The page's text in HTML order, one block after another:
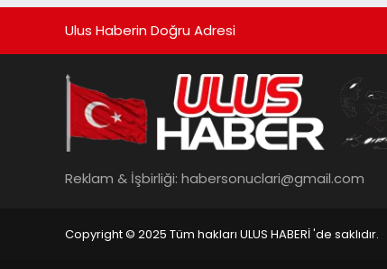
Ulus Haberin Doğru Adresi
Reklam & İşbirliği: habersonuclari@gmail.com
Copyright © 2025 Tüm hakları ULUS HABERİ 'de saklıdır.